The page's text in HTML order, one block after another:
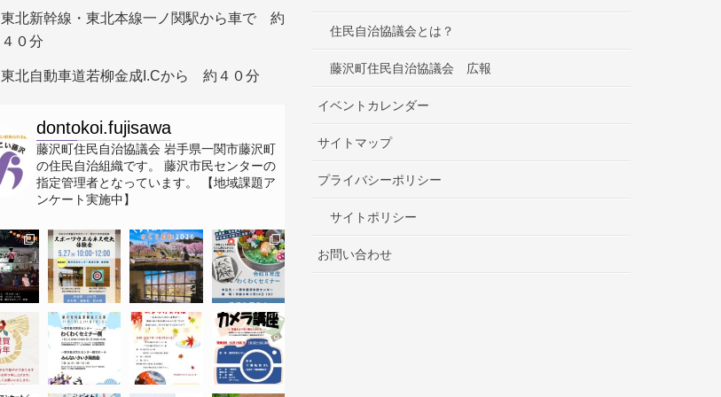
東北新幹線・東北本線一ノ関駅から車で 約
４０分
東北自動車道若柳金成I.Cから 約４０分
dontokoi.fujisawa
藤沢町住民自治協議会 岩手県一関市藤沢町
の住民自治組織です。
藤沢市民センターの
指定管理者となっています。
【地域課題ア
ンケート実施中】
住民自治協議会とは？
藤沢町住民自治協議会 広報
イベントカレンダー
サイトマップ
プライバシーポリシー
サイトポリシー
お問い合わせ